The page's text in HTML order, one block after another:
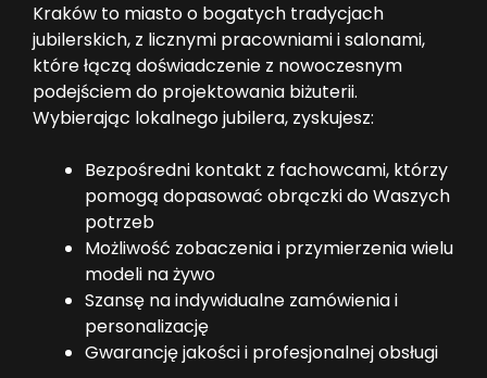
Kraków to miasto o bogatych tradycjach
jubilerskich, z licznymi pracowniami i salonami,
które łączą doświadczenie z nowoczesnym
podejściem do projektowania biżuterii.
Wybierając lokalnego jubilera, zyskujesz:
Bezpośredni kontakt z fachowcami, którzy
pomogą dopasować obrączki do Waszych
potrzeb
Możliwość zobaczenia i przymierzenia wielu
modeli na żywo
Szansę na indywidualne zamówienia i
personalizację
Gwarancję jakości i profesjonalnej obsługi